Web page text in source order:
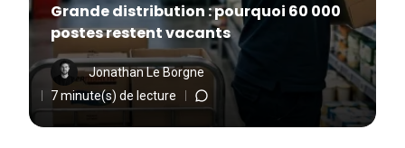
Grande distribution : pourquoi 60 000
postes restent vacants
Jonathan Le Borgne
7 minute(s) de lecture